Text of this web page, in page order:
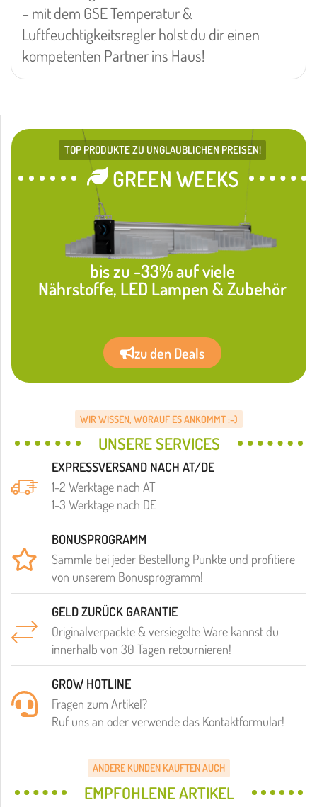
– mit dem GSE Temperatur &
Luftfeuchtigkeitsregler holst du dir einen
kompetenten Partner ins Haus!
TOP PRODUKTE ZU UNGLAUBLICHEN PREISEN!
GREEN WEEKS
bis zu -33% auf viele
Nährstoffe, LED Lampen & Zubehör
zu den Deals
WIR WISSEN, WORAUF ES ANKOMMT :-)
UNSERE SERVICES
EXPRESSVERSAND NACH AT/DE
1-2 Werktage nach AT
1-3 Werktage nach DE
BONUSPROGRAMM
Sammle bei jeder Bestellung Punkte und profitiere
von unserem Bonusprogramm!
GELD ZURÜCK GARANTIE
Originalverpackte & versiegelte Ware kannst du
innerhalb von 30 Tagen retournieren!
GROW HOTLINE
Fragen zum Artikel?
Ruf uns an oder verwende das Kontaktformular!
ANDERE KUNDEN KAUFTEN AUCH
EMPFOHLENE ARTIKEL